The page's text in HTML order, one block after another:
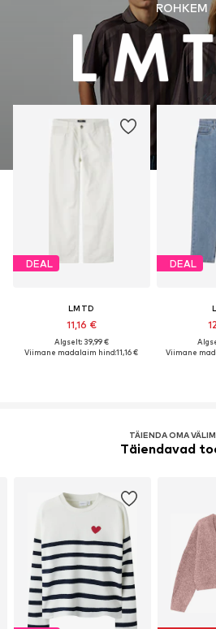
ROHKEM
DEAL
LMTD
11,16 €
Algselt: 39,99 €
Viimane madalaim hind:11,16 €
DEAL
Viimane
TÄIENDA OMA
Täiendavad